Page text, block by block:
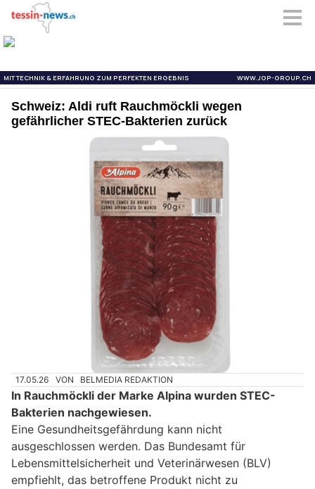
Schweiz: Aldi ruft Rauchmöckli wegen
gefährlicher STEC-Bakterien zurück
17.05.26 VON BELMEDIA REDAKTION
In Rauchmöckli der Marke Alpina wurden STEC-
Bakterien nachgewiesen.
Eine Gesundheitsgefährdung kann nicht
ausgeschlossen werden. Das Bundesamt für
Lebensmittelsicherheit und Veterinärwesen (BLV)
empfiehlt, das betroffene Produkt nicht zu